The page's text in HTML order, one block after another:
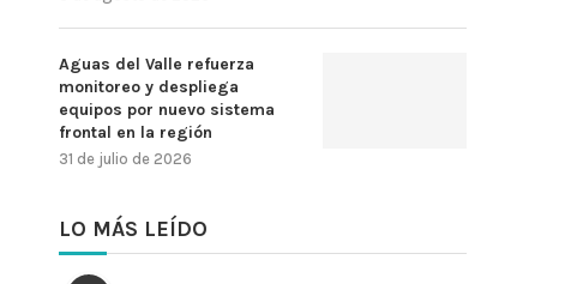
Aguas del Valle refuerza
monitoreo y despliega
equipos por nuevo sistema
frontal en la región
31 de julio de 2026
LO MÁS LEÍDO